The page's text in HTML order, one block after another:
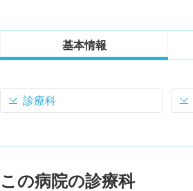
基本情報
診療科
この病院の診療科